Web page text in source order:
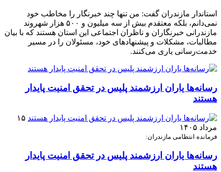
استاندار مازندران گفت: من تنها چند خبرنگار را مخاطب خود
نمی‌دانم، بلکه معتقدم بیش از سه میلیون و ۵۰۰ هزار شهروند
مازندرانی خبرنگاران و ناظران اجتماعی این استان هستند که با بیان
مطالبات، مشکلات و پیشنهادهای خود، مسئولان را در مسیر
خدمت‌رسانی یاری می‌کنند.
رسانه‌ها یاران ارزشمند پلیس در تحقق امنیت پایدار
هستند
۱۵
مرداد ۱۴۰۵
فرمانده انتظامی مازندران:
رسانه‌ها یاران ارزشمند پلیس در تحقق امنیت پایدار
هستند